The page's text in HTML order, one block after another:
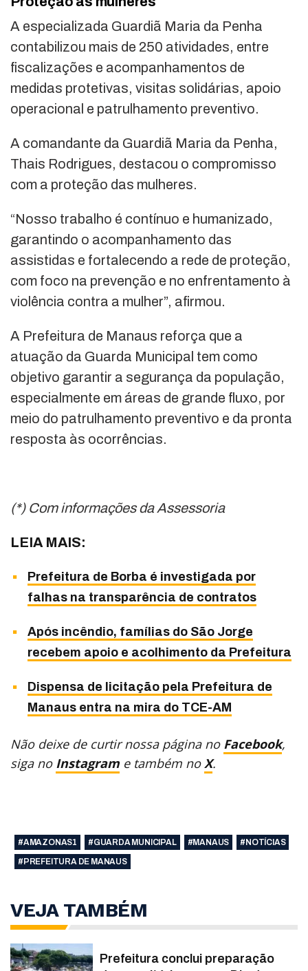
A especializada Guardiã Maria da Penha
contabilizou mais de 250 atividades, entre
fiscalizações e acompanhamentos de
medidas protetivas, visitas solidárias, apoio
operacional e patrulhamento preventivo.
A comandante da Guardiã Maria da Penha,
Thais Rodrigues, destacou o compromisso
com a proteção das mulheres.
“Nosso trabalho é contínuo e humanizado,
garantindo o acompanhamento das
assistidas e fortalecendo a rede de proteção,
com foco na prevenção e no enfrentamento à
violência contra a mulher”, afirmou.
A Prefeitura de Manaus reforça que a
atuação da Guarda Municipal tem como
objetivo garantir a segurança da população,
especialmente em áreas de grande fluxo, por
meio do patrulhamento preventivo e da pronta
resposta às ocorrências.
(*) Com informações da Assessoria
LEIA MAIS:
Prefeitura de Borba é investigada por
falhas na transparência de contratos
Após incêndio, famílias do São Jorge
recebem apoio e acolhimento da Prefeitura
Dispensa de licitação pela Prefeitura de
Manaus entra na mira do TCE-AM
Não deixe de curtir nossa página no Facebook,
siga no Instagram e também noX.
#AMAZONAS1 #GUARDA MUNICIPAL #MANAUS
#NOTÍCIAS
#PREFEITURA DE MANAUS
VEJA TAMBÉM
Prefeitura conclui preparação